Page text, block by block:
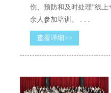
伤、预防和及时处理”线
余人参加培训。 . . .
查看详细>>